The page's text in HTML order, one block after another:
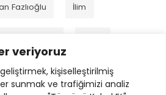
veriyoruz
kişiselleştirilmiş
sunmak ve trafiğimizi analiz
Fazlıoğlu İlim
İsmet Özel